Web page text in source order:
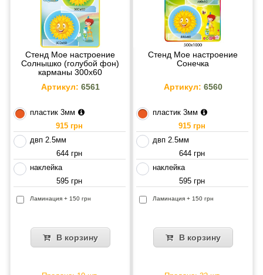
Стенд Мое настроение
Солнышко (голубой фон)
карманы 300х60
Артикул: 6561
пластик 3мм
915 грн
двп 2.5мм
644 грн
наклейка
595 грн
Ламинация + 150 грн
В корзину
Стенд Мое настроение
Сонечка
Артикул: 6560
пластик 3мм
915 грн
двп 2.5мм
644 грн
наклейка
595 грн
Ламинация + 150 грн
В корзину